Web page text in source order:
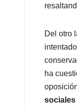
Del otro
ha